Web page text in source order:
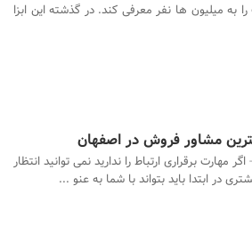
به میلیون ها نفر معرفی کند. در گذشته این ابزا
اگر مهارت برقراری ارتباط را ندارید نمی توانید انتظار
در ابتدا باید بتواند با شما به عنو ...